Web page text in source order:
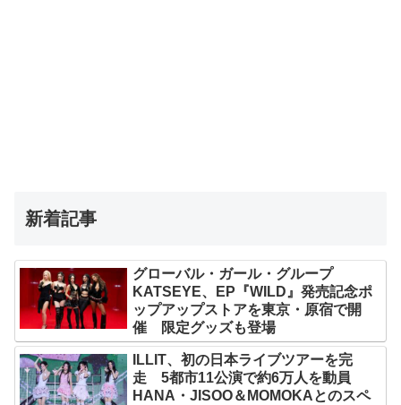
新着記事
グローバル・ガール・グループ
KATSEYE、EP『WILD』発売記念ポ
ップアップストアを東京・原宿で開
催 限定グッズも登場
ILLIT、初の日本ライブツアーを完
走 5都市11公演で約6万人を動員
HANA・JISOO＆MOMOKAとのスペ